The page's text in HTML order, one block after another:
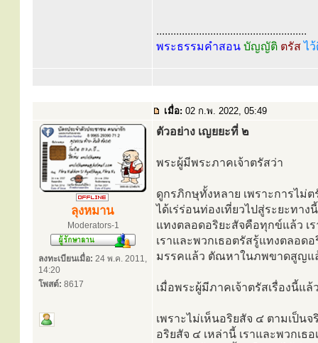
.....................................................
พระธรรมคำสอน บัญญัติ ตรัสไ
เมื่อ: 02 ก.พ. 2022, 05:49
ลุงหมาน
Moderators-1
ลงทะเบียนเมื่อ: 24 พ.ค. 2011,
14:20
โพสต์: 8617
ตัวอย่าง เญยยะที่ ๒
พระผู้มีพระภาคเจ้าตรัสว่า
ดูกรภิกษุทั้งหลาย เพราะการไม่ต
ได้เร่ร่อนท่องเที่ยวไปสู่ระยะทา
แทงตลอดอริยะสัจคือทุกข์แล้ว เ
เราและพวกเธอตรัสรู้แทงตลอด
มรรคแล้ว ตัณหาในภพขาดสูญ
เมื่อพระผู้มีภาคเจ้าตรัสเรื่องนี้แ
เพราะไม่เห็นอริยสัจ ๔ ตามเป็น
อริยสัจ ๔ เหล่านี้ เราและพวกเ